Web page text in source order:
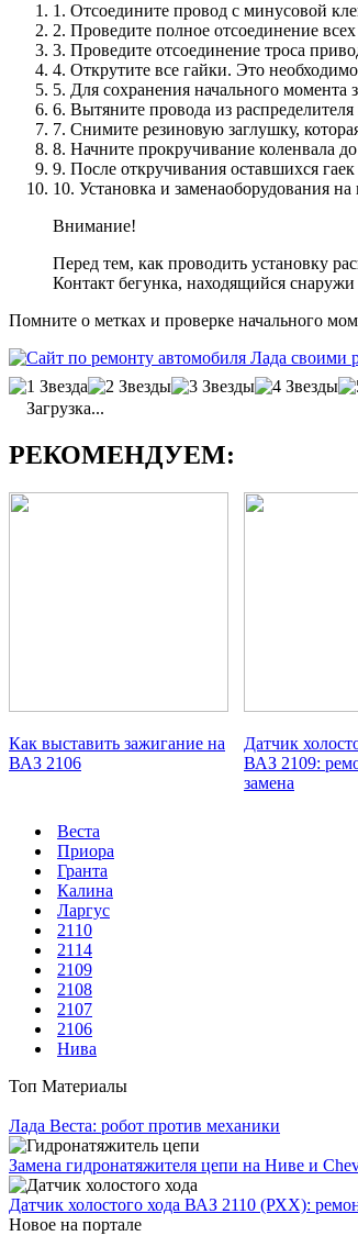
1. Отсоедините провод с минусовой
2. Проведите полное отсоединение
3. Проведите отсоединение троса
4. Открутите все гайки. Это
5. Для сохранения начального момента
6. Вытяните провода из
7. Снимите резиновую заглушку,
8. Начните прокручивание коленвала
9. После откручивания оставшихся
10. Установка и заменаоборудования
Внимание!
Перед тем, как проводить установку
Контакт бегунка, находящийся
Помните о метках и проверке начального
Загрузка...
РЕКОМЕНДУЕМ:
Как выставить зажигание на
ВАЗ 2106
Датчик
ВАЗ 2109:
замена
Веста
Приора
Гранта
Калина
Ларгус
2110
2114
2109
2108
2107
2106
Нива
Топ Материалы
Лада Веста: робот против механики
Замена гидронатяжителя цепи на Ниве и
Датчик холостого хода ВАЗ 2110 (РХХ):
Новое на портале